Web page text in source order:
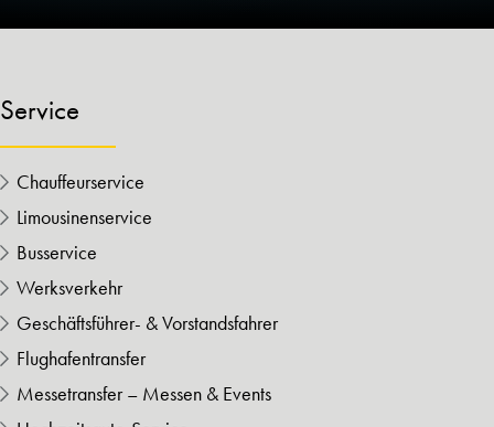
Service
Chauffeurservice
Limousinenservice
Busservice
Werksverkehr
Geschäftsführer- & Vorstandsfahrer
Flughafentransfer
Messetransfer – Messen & Events